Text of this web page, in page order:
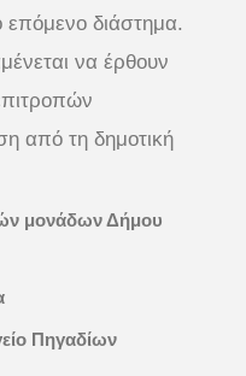
διάστημα.
να έρθουν
από τη δημοτική
μονάδων Δήμου
Πηγαδίων